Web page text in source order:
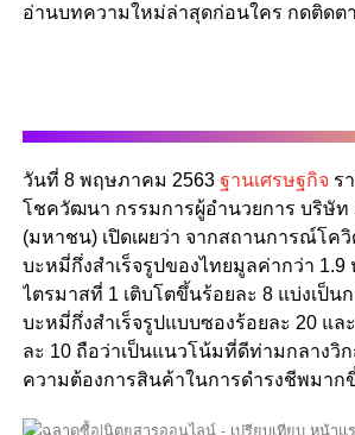
อ่านบทความใหม่ล่าสุดก่อนใคร กดติดตา
วันที่ 8 พฤษภาคม 2563 ฐานเศรษฐกิจ ร
โชควัฒนา กรรมการผู้อำนวยการ บริษั
(มหาชน) เปิดเผยว่า จากสถานการณ์โค
บะหมี่กึ่งสำเร็จรูปของไทยมูลค่ากว่า
ไตรมาสที่ 1 เติบโตขึ้นร้อยละ 8 แบ่งเป็น
บะหมี่กึ่งสำเร็จรูปแบบซองร้อยละ 20 แล
ละ 10 ถือว่าเป็นแนวโน้มที่ดีท่ามกลางวิ
ความต้องการสินค้าในการดำรงชีพมา